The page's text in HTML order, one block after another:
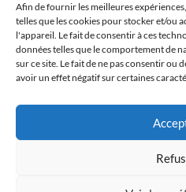
Afin de fournir les meilleures
telles que les cookies pour stocker et/ou
l'appareil. Le fait de consentir à ces
données telles que le comportement de
sur ce site. Le fait de ne pas consentir ou
avoir un effet négatif sur certaines
Popular
LATEST